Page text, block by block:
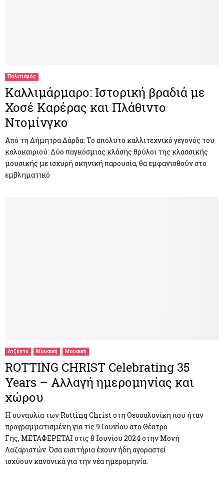
Πολιτισμός
Καλλιμάρμαρο: Ιστορική βραδιά με
Χοσέ Καρέρας και Πλάθιντο
Ντομίνγκο
Από τη Δήμητρα Δάρδα: Το απόλυτο καλλιτεχνικό γεγονός του
καλοκαιριού: Δύο παγκόσμιας κλάσης θρύλοι της κλασσικής
μουσικής με ισχυρή σκηνική παρουσία, θα εμφανισθούν στο
εμβληματικό
Ατζέντα Μουσική Μουσική
ROTTING CHRIST Celebrating 35
Years – Αλλαγή ημερομηνίας και
χώρου
Η συναυλία των Rotting Christ στη Θεσσαλονίκη που ήταν
προγραμματισμένη για τις 9 Ιουνίου στο Θέατρο
Γης, ΜΕΤΑΦΕΡΕΤΑΙ στις 8 Ιουνίου 2024 στην Μονή
Λαζαριστών. Όσα εισιτήρια έχουν ήδη αγοραστεί
ισχύουν κανονικά για την νέα ημερομηνία.